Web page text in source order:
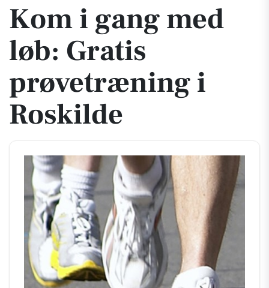
Kom i gang med
løb: Gratis
prøvetræning i
Roskilde